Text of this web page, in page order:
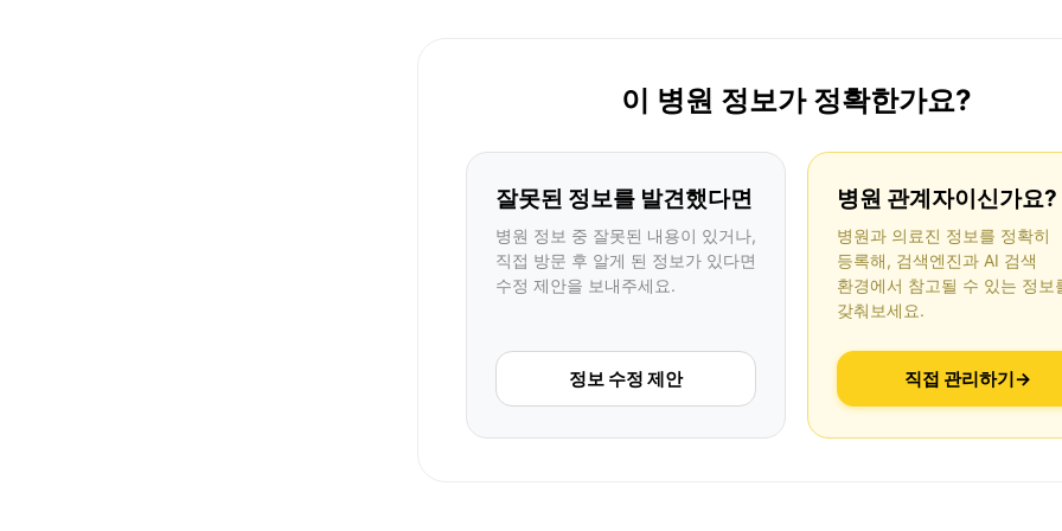
이 병원 정보가 정확한가요?
잘못된 정보를 발견했다면
병원 정보 중 잘못된 내용이 있거나,
직접 방문 후 알게 된 정보가 있다면
수정 제안을 보내주세요.
정보 수정 제안
병원 관계자이신가요?
병원과 의료진 정보를 정확히
등록해, 검색엔진과 AI 검색
환경에서 참고될 수 있는 정보
갖춰보세요.
직접 관리하기→